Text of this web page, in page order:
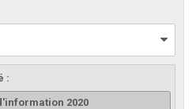
:
2020